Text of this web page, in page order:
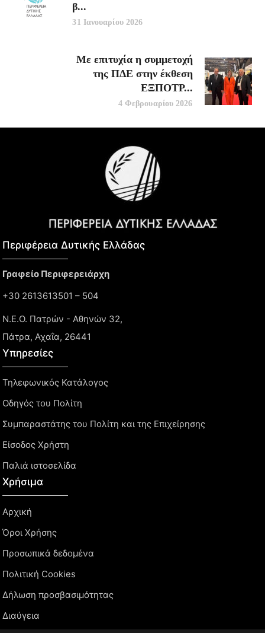
β...
31 Ιανουαρίου 2026
Με επιτυχία η συμμετοχή
της ΠΔΕ στην έκθεση
ΕΞΠΟΤΡ...
4 Φεβρουαρίου 2026
Περιφέρεια Δυτικής Ελλάδας​
Γραφείο Περιφερειάρχη
+30 2613613501 – 504
Ν.Ε.Ο. Πατρών - Αθηνών 32,
Πάτρα, Αχαΐα, 26441
Υπηρεσίες
Τηλεφωνικός Κατάλογος
Οδηγός του Πολίτη
Συμπαραστάτης του Πολίτη και της Επιχείρησης
Είσοδος Χρήστη
Παλιά ιστοσελίδα
Χρήσιμα
Αρχική
Όροι Χρήσης
Προσωπικά δεδομένα
Πολιτική Cookies
Δήλωση προσβασιμότητας
Διαύγεια